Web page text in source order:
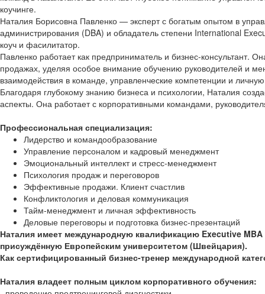
коучинге.
Наталия Борисовна Павленко — эксперт с богатым опытом в
администрирования (DBA) и обладатель степени International
коуч и фасилитатор.
Павленко работает как предприниматель и бизнес-
продажах, уделяя особое внимание обучению руководителей и
взаимодействия в команде, управленческие компетенции и личную
Благодаря глубокому знанию бизнеса и психологии, Наталия
аспекты. Она работает с корпоративными командами,
Профессиональная специализация:
Лидерство и командообразование
Управление персоналом и кадровый менеджмент
Эмоциональный интеллект и стресс-менеджмент
Психология продаж и переговоров
Эффективные продажи. Клиент счастлив
Конфликтология и деловая коммуникация
Тайм-менеджмент и личная эффективность
Деловые переговоры и подготовка бизнес-презентаций
Наталия имеет международную квалификацию Executive
присуждённую Европейским университетом (Швейцария).
Как сертифицированный бизнес-тренер международной
Наталия владеет полным циклом корпоративного обучения: